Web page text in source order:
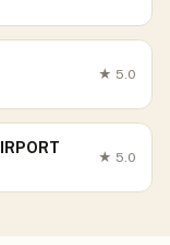
★ 5.0
★ 5.0